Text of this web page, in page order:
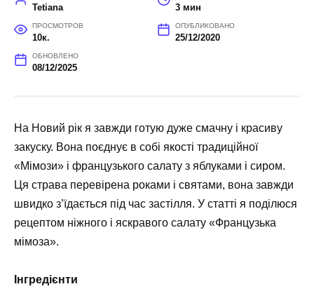
Tetiana 3 мин
ПРОСМОТРОВ
10к.
ОПУБЛИКОВАНО
25/12/2020
ОБНОВЛЕНО
08/12/2025
На Новий рік я завжди готую дуже смачну і красиву
закуску. Вона поєднує в собі якості традиційної
«Мімози» і французького салату з яблуками і сиром.
Ця страва перевірена роками і святами, вона завжди
швидко з’їдається під час застілля. У статті я поділюся
рецептом ніжного і яскравого салату «Французька
мімоза».
Інгредієнти